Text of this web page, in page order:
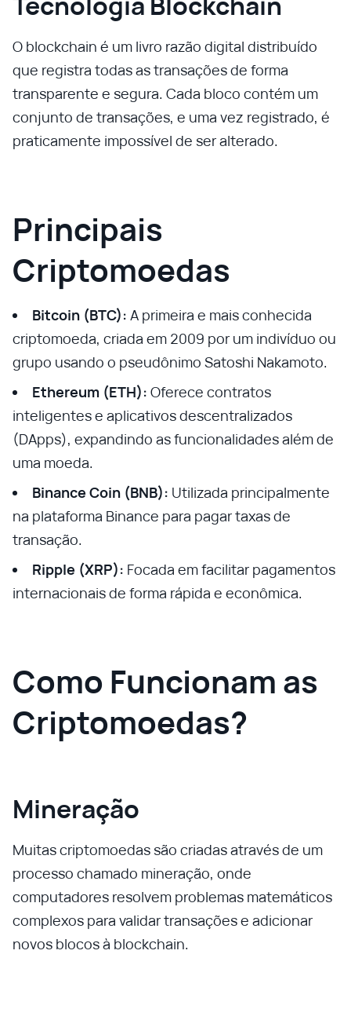
O blockchain é um livro razão digital distribuído
que registra todas as transações de forma
transparente e segura. Cada bloco contém um
conjunto de transações, e uma vez registrado, é
praticamente impossível de ser alterado.
Principais
Criptomoedas
Bitcoin (BTC): A primeira e mais conhecida
criptomoeda, criada em 2009 por um indivíduo ou
grupo usando o pseudônimo Satoshi Nakamoto.
Ethereum (ETH): Oferece contratos
inteligentes e aplicativos descentralizados
(DApps), expandindo as funcionalidades além de
uma moeda.
Binance Coin (BNB): Utilizada principalmente
na plataforma Binance para pagar taxas de
transação.
Ripple (XRP): Focada em facilitar pagamentos
internacionais de forma rápida e econômica.
Como Funcionam as
Criptomoedas?
Mineração
Muitas criptomoedas são criadas através de um
processo chamado mineração, onde
computadores resolvem problemas matemáticos
complexos para validar transações e adicionar
novos blocos à blockchain.